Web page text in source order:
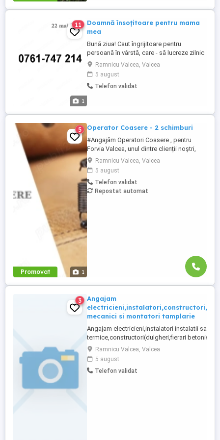
1
11
Doamnă însoțitoare pentru mama
mea
Bună ziua! Caut îngrijitoare pentru
persoană în vârstă, care - să lucreze zilnic
de la ora 7 la 19, cu weekend-uri libere.
Salariu este de 2500 de lei lunar. sau - să
lucreze intern permanent cu salariu de
4500 lei lunar. Oraș Rm.Vâlcea, zona Nord.
Ramnicu Valcea, Valcea
5 august
Telefon validat
Promovat 1
5 Operator Coasere - 2 schimburi
#Angajăm Operatori Coasere , pentru
Forvia Valcea, unul dintre clienții noștri,
companie producătoare de huse auto.
Locație: Râmnicu Vâlcea Programul de
lucru este în 2 schimburi: (06:30 15:00)
(15:00 23:30) BENEFICII: - Salariul de 4.550
Brut; - Tichete de masa in valoare de 35 lei
Ramnicu Valcea, Valcea
5 august
Telefon validat
Repostat automat
3
Angajam
mecanici si montatori tamplarie
Angajam electricieni,instalatori instalatii
termice,constructori(dulgheri,fierari betonisti si
finisori),lacatusi mecanici si montatori
aluminiu si PVC.Salariile sunt atractive,se
diurna,cazare gratuita.Regim de lucru santier
deplasari saptamanale.
Ramnicu Valcea, Valcea
5 august
Telefon validat